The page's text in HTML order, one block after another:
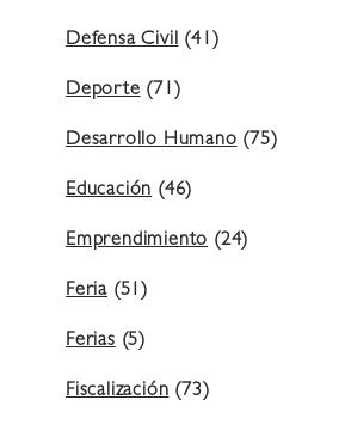
Defensa Civil (41)
Deporte (71)
Desarrollo Humano (75)
Educación (46)
Emprendimiento (24)
Feria (51)
Ferias (5)
Fiscalización (73)